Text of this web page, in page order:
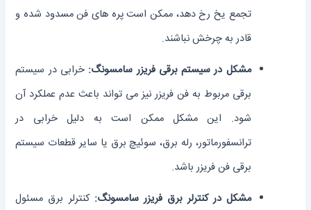
تجمع یخ رخ دهد، ممکن است پره‌ های فن مسدود شده و
قادر به چرخش نباشند.
مشکل در سیستم برقی فریزر سامسونگ: خرابی در سیستم
برقی مربوط به فن فریزر نیز می ‌تواند باعث عدم عملکرد آن
شود. این مشکل ممکن است به دلیل خرابی در
ترانسفورماتور، رله برق، سوئیچ برق یا سایر قطعات سیستم
برقی فن فریزر باشد.
مشکل در کنترلر برق فریزر سامسونگ: کنترلر برق مسئول